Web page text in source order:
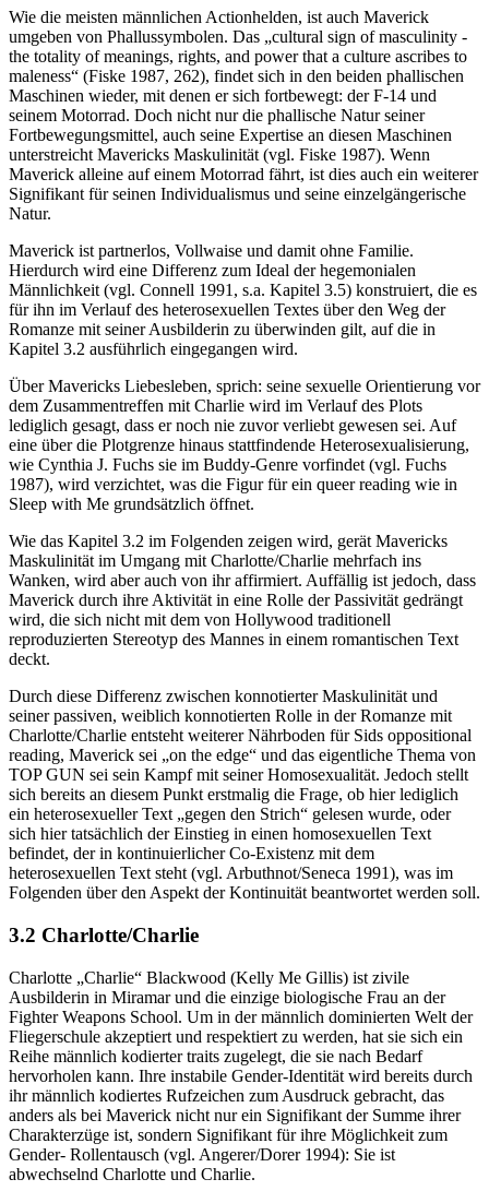
Wie die meisten männlichen Actionhelden, ist auch Maverick
umgeben von Phallussymbolen. Das „cultural sign of masculinity -
the totality of meanings, rights, and power that a culture ascribes to
maleness“ (Fiske 1987, 262), findet sich in den beiden phallischen
Maschinen wieder, mit denen er sich fortbewegt: der F-14 und
seinem Motorrad. Doch nicht nur die phallische Natur seiner
Fortbewegungsmittel, auch seine Expertise an diesen Maschinen
unterstreicht Mavericks Maskulinität (vgl. Fiske 1987). Wenn
Maverick alleine auf einem Motorrad fährt, ist dies auch ein weiterer
Signifikant für seinen Individualismus und seine einzelgängerische
Natur.
Maverick ist partnerlos, Vollwaise und damit ohne Familie.
Hierdurch wird eine Differenz zum Ideal der hegemonialen
Männlichkeit (vgl. Connell 1991, s.a. Kapitel 3.5) konstruiert, die es
für ihn im Verlauf des heterosexuellen Textes über den Weg der
Romanze mit seiner Ausbilderin zu überwinden gilt, auf die in
Kapitel 3.2 ausführlich eingegangen wird.
Über Mavericks Liebesleben, sprich: seine sexuelle Orientierung vor
dem Zusammentreffen mit Charlie wird im Verlauf des Plots
lediglich gesagt, dass er noch nie zuvor verliebt gewesen sei. Auf
eine über die Plotgrenze hinaus stattfindende Heterosexualisierung,
wie Cynthia J. Fuchs sie im Buddy-Genre vorfindet (vgl. Fuchs
1987), wird verzichtet, was die Figur für ein queer reading wie in
Sleep with Me grundsätzlich öffnet.
Wie das Kapitel 3.2 im Folgenden zeigen wird, gerät Mavericks
Maskulinität im Umgang mit Charlotte/Charlie mehrfach ins
Wanken, wird aber auch von ihr affirmiert. Auffällig ist jedoch, dass
Maverick durch ihre Aktivität in eine Rolle der Passivität gedrängt
wird, die sich nicht mit dem von Hollywood traditionell
reproduzierten Stereotyp des Mannes in einem romantischen Text
deckt.
Durch diese Differenz zwischen konnotierter Maskulinität und
seiner passiven, weiblich konnotierten Rolle in der Romanze mit
Charlotte/Charlie entsteht weiterer Nährboden für Sids oppositional
reading, Maverick sei „on the edge“ und das eigentliche Thema von
TOP GUN sei sein Kampf mit seiner Homosexualität. Jedoch stellt
sich bereits an diesem Punkt erstmalig die Frage, ob hier lediglich
ein heterosexueller Text „gegen den Strich“ gelesen wurde, oder
sich hier tatsächlich der Einstieg in einen homosexuellen Text
befindet, der in kontinuierlicher Co-Existenz mit dem
heterosexuellen Text steht (vgl. Arbuthnot/Seneca 1991), was im
Folgenden über den Aspekt der Kontinuität beantwortet werden soll.
3.2 Charlotte/Charlie
Charlotte „Charlie“ Blackwood (Kelly Me Gillis) ist zivile
Ausbilderin in Miramar und die einzige biologische Frau an der
Fighter Weapons School. Um in der männlich dominierten Welt der
Fliegerschule akzeptiert und respektiert zu werden, hat sie sich ein
Reihe männlich kodierter traits zugelegt, die sie nach Bedarf
hervorholen kann. Ihre instabile Gender-Identität wird bereits durch
ihr männlich kodiertes Rufzeichen zum Ausdruck gebracht, das
anders als bei Maverick nicht nur ein Signifikant der Summe ihrer
Charakterzüge ist, sondern Signifikant für ihre Möglichkeit zum
Gender- Rollentausch (vgl. Angerer/Dorer 1994): Sie ist
abwechselnd Charlotte und Charlie.